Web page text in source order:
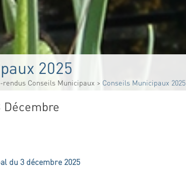
2025
rendus Conseils Municipaux > Conseils Municipaux 2025
Décembre
du 3 décembre 2025